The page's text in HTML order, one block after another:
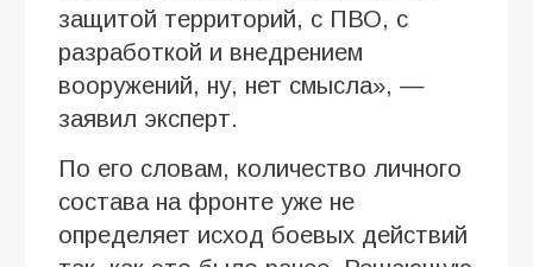
защитой территорий, с ПВО, с
разработкой и внедрением
вооружений, ну, нет смысла», —
заявил эксперт.
По его словам, количество личного
состава на фронте уже не
определяет исход боевых действий